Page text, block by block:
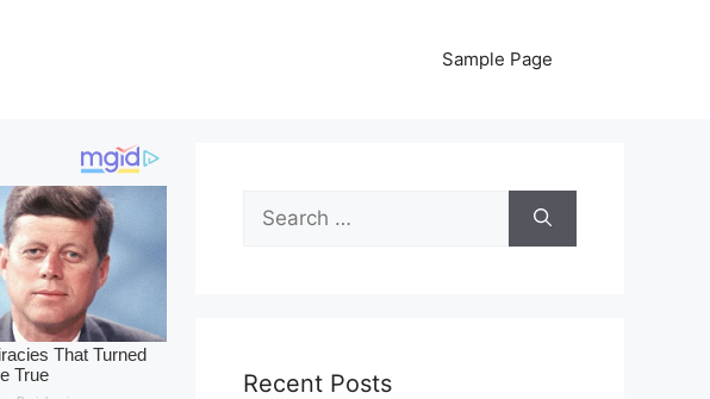
Sample Page
Search
for:
Recent Posts